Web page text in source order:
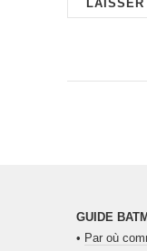
GUIDE
• Par où